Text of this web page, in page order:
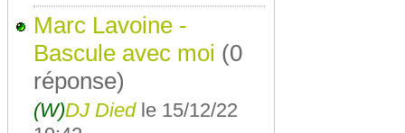
Marc Lavoine -
Bascule avec moi (0
réponse)
(W)DJ Died le 15/12/22